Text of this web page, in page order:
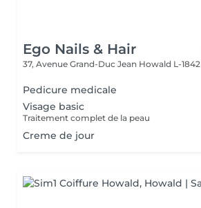
Ego Nails & Hair
37, Avenue Grand-Duc Jean Howald L-1842
Pedicure medicale
Visage basic
Traitement complet de la peau
Creme de jour